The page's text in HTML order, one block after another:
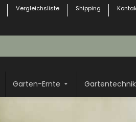
Vergleichsliste Shipping
Garten-Ernte Gartentechnik